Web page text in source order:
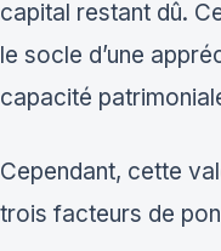
capital restant dû.
le socle d’une
capacité
Cependant, cette
trois facteurs de